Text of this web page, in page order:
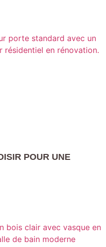
POUR UNE